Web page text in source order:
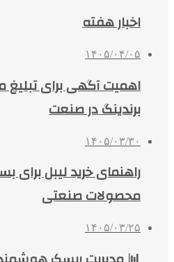
اخبار هفته
۱۴۰۵/۰۴/۰۵
اهمیت آگهی برای
برندینگ در صنعت
۱۴۰۵/۰۳/۳۰
راهنمای خرید لیبل برای
محصولات صنعتی
۱۴۰۵/۰۳/۲۵